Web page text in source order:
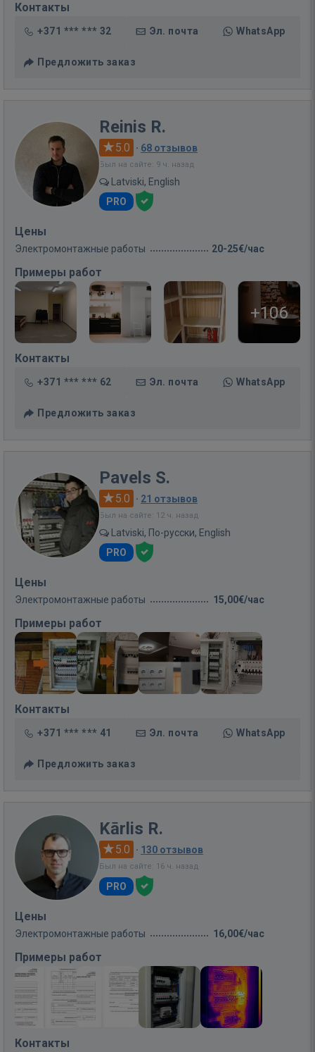
Контакты
+371 *** *** 32 Эл. почта WhatsApp
Предложить заказ
Reinis R.
5.0 · 68 отзывов
Был на сайте: 9 ч. назад
Latviski, English
PRO
Цены
Электромонтажные работы 20-25€/час
Примеры работ
+106
Контакты
+371 *** *** 62 Эл. почта WhatsApp
Предложить заказ
Pavels S.
5.0 · 21 отзывов
Был на сайте: 12 ч. назад
Latviski, По-русски, English
PRO
Цены
Электромонтажные работы 15,00€/час
Примеры работ
Контакты
+371 *** *** 41 Эл. почта WhatsApp
Предложить заказ
Kārlis R.
5.0 · 130 отзывов
Был на сайте: 16 ч. назад
PRO
Цены
Электромонтажные работы 16,00€/час
Примеры работ
Контакты